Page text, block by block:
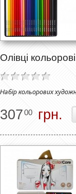
Олівці
Набір кольорових
30700 грн.